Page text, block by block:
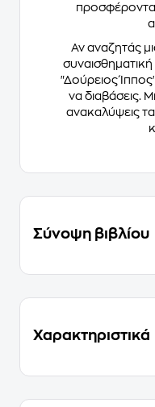
Αν αναζητάς
"Δούρειος Ίππος"
να διαβάσεις.
ανακαλύψεις
Σύνοψη βιβλίου
Χαρακτηριστικά